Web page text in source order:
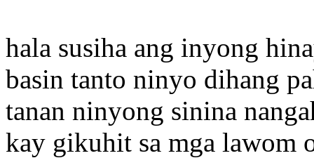
hala susiha ang inyong
basin tanto ninyo dihang
tanan ninyong sinina
kay gikuhit sa mga lawom